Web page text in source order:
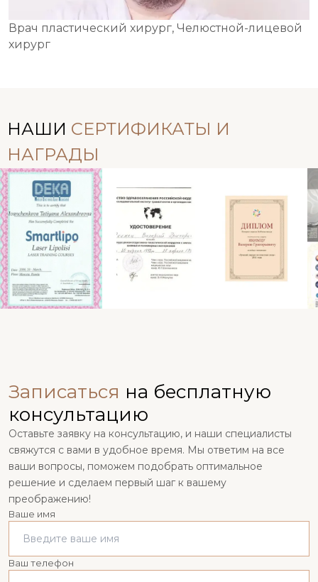
Врач пластический хирург, Челюстной-лицевой
хирург
НАШИ СЕРТИФИКАТЫ И
НАГРАДЫ
Записаться на бесплатную
консультацию
Оставьте заявку на консультацию, и наши специалисты
свяжутся с вами в удобное время. Мы ответим на все
ваши вопросы, поможем подобрать оптимальное
решение и сделаем первый шаг к вашему
преображению!
Ваше имя
Ваш телефон